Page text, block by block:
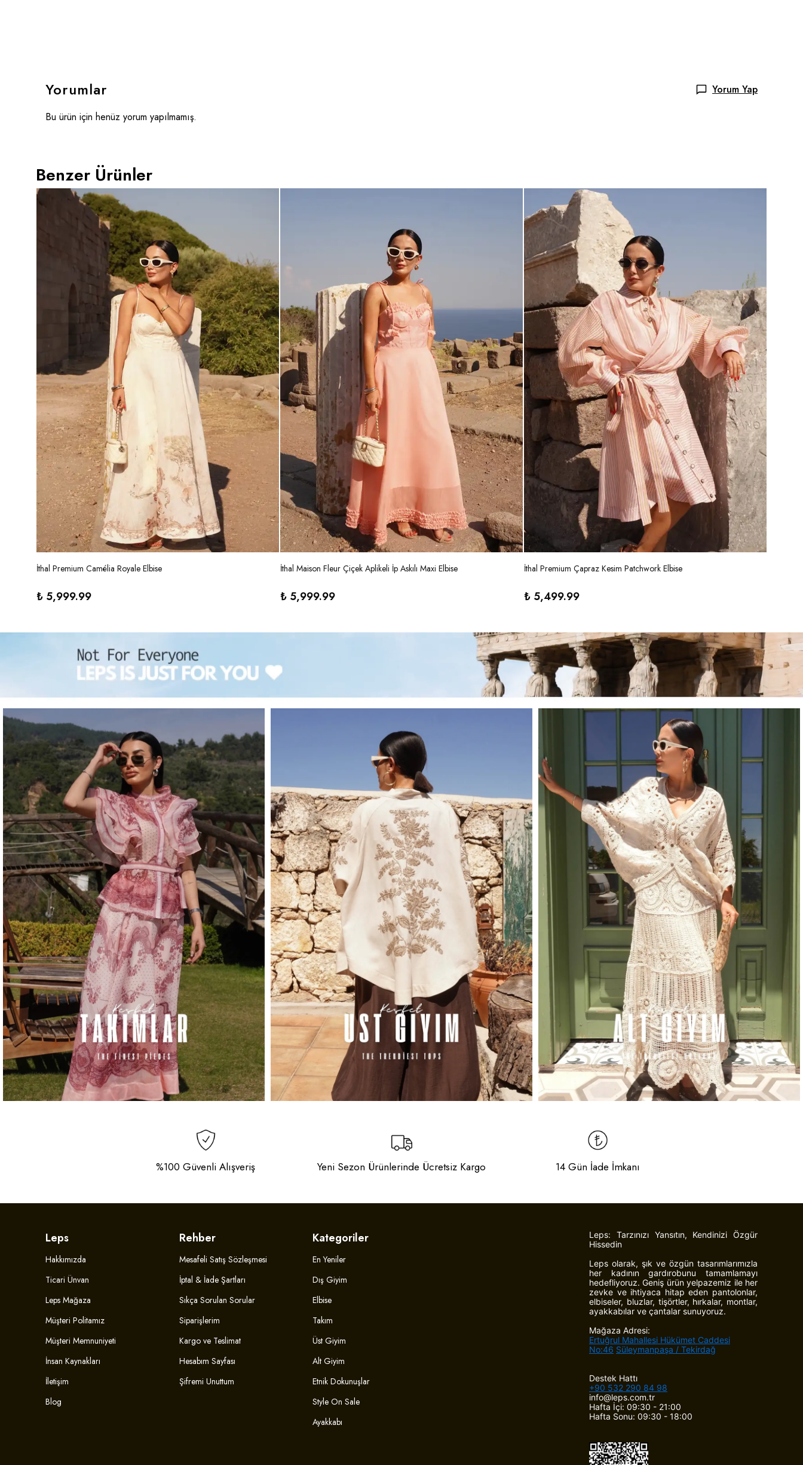
Yorumlar
Yorum Yap
Bu ürün için henüz yorum yapılmamış.
Benzer Ürünler
İthal Premium Camélia Royale Elbise
₺ 5,999.99
İthal Maison Fleur Çiçek Aplikeli İp Askılı Maxi Elbise
₺ 5,999.99
İthal Premium Çapraz Kesim Patchwork Elbise
₺ 5,499.99
%100 Güvenli Alışveriş Yeni Sezon Ürünlerinde Ücretsiz Kargo 14 Gün İade İmkanı
Leps
Hakkımızda
Ticari Ünvan
Leps Mağaza
Müşteri Politamız
Müşteri Memnuniyeti
İnsan Kaynakları
İletişim
Blog
Rehber
Mesafeli Satış Sözleşmesi
İptal & İade Şartları
Sıkça Sorulan Sorular
Siparişlerim
Kargo ve Teslimat
Hesabım Sayfası
Şifremi Unuttum
Kategoriler
En Yeniler
Dış Giyim
Elbise
Takım
Üst Giyim
Alt Giyim
Etnik Dokunuşlar
Style On Sale
Ayakkabı
Leps: Tarzınızı Yansıtın, Kendinizi Özgür
Hissedin
Leps olarak, şık ve özgün tasarımlarımızla
her kadının gardırobunu tamamlamayı
hedefliyoruz. Geniş ürün yelpazemiz ile her
zevke ve ihtiyaca hitap eden pantolonlar,
elbiseler, bluzlar, tişörtler, hırkalar, montlar,
ayakkabılar ve çantalar sunuyoruz.
Mağaza Adresi:
Ertuğrul Mahallesi Hükümet Caddesi
No:46 Süleymanpaşa / Tekirdağ
Destek Hattı
+90 532 290 84 98
info@leps.com.tr
Hafta İçi: 09:30 - 21:00
Hafta Sonu: 09:30 - 18:00